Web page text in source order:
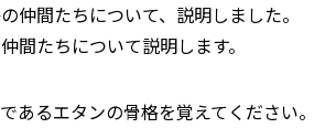
仲間たちについて、説明しました。
間たちについて説明します。
あるエタンの骨格を覚えてください。